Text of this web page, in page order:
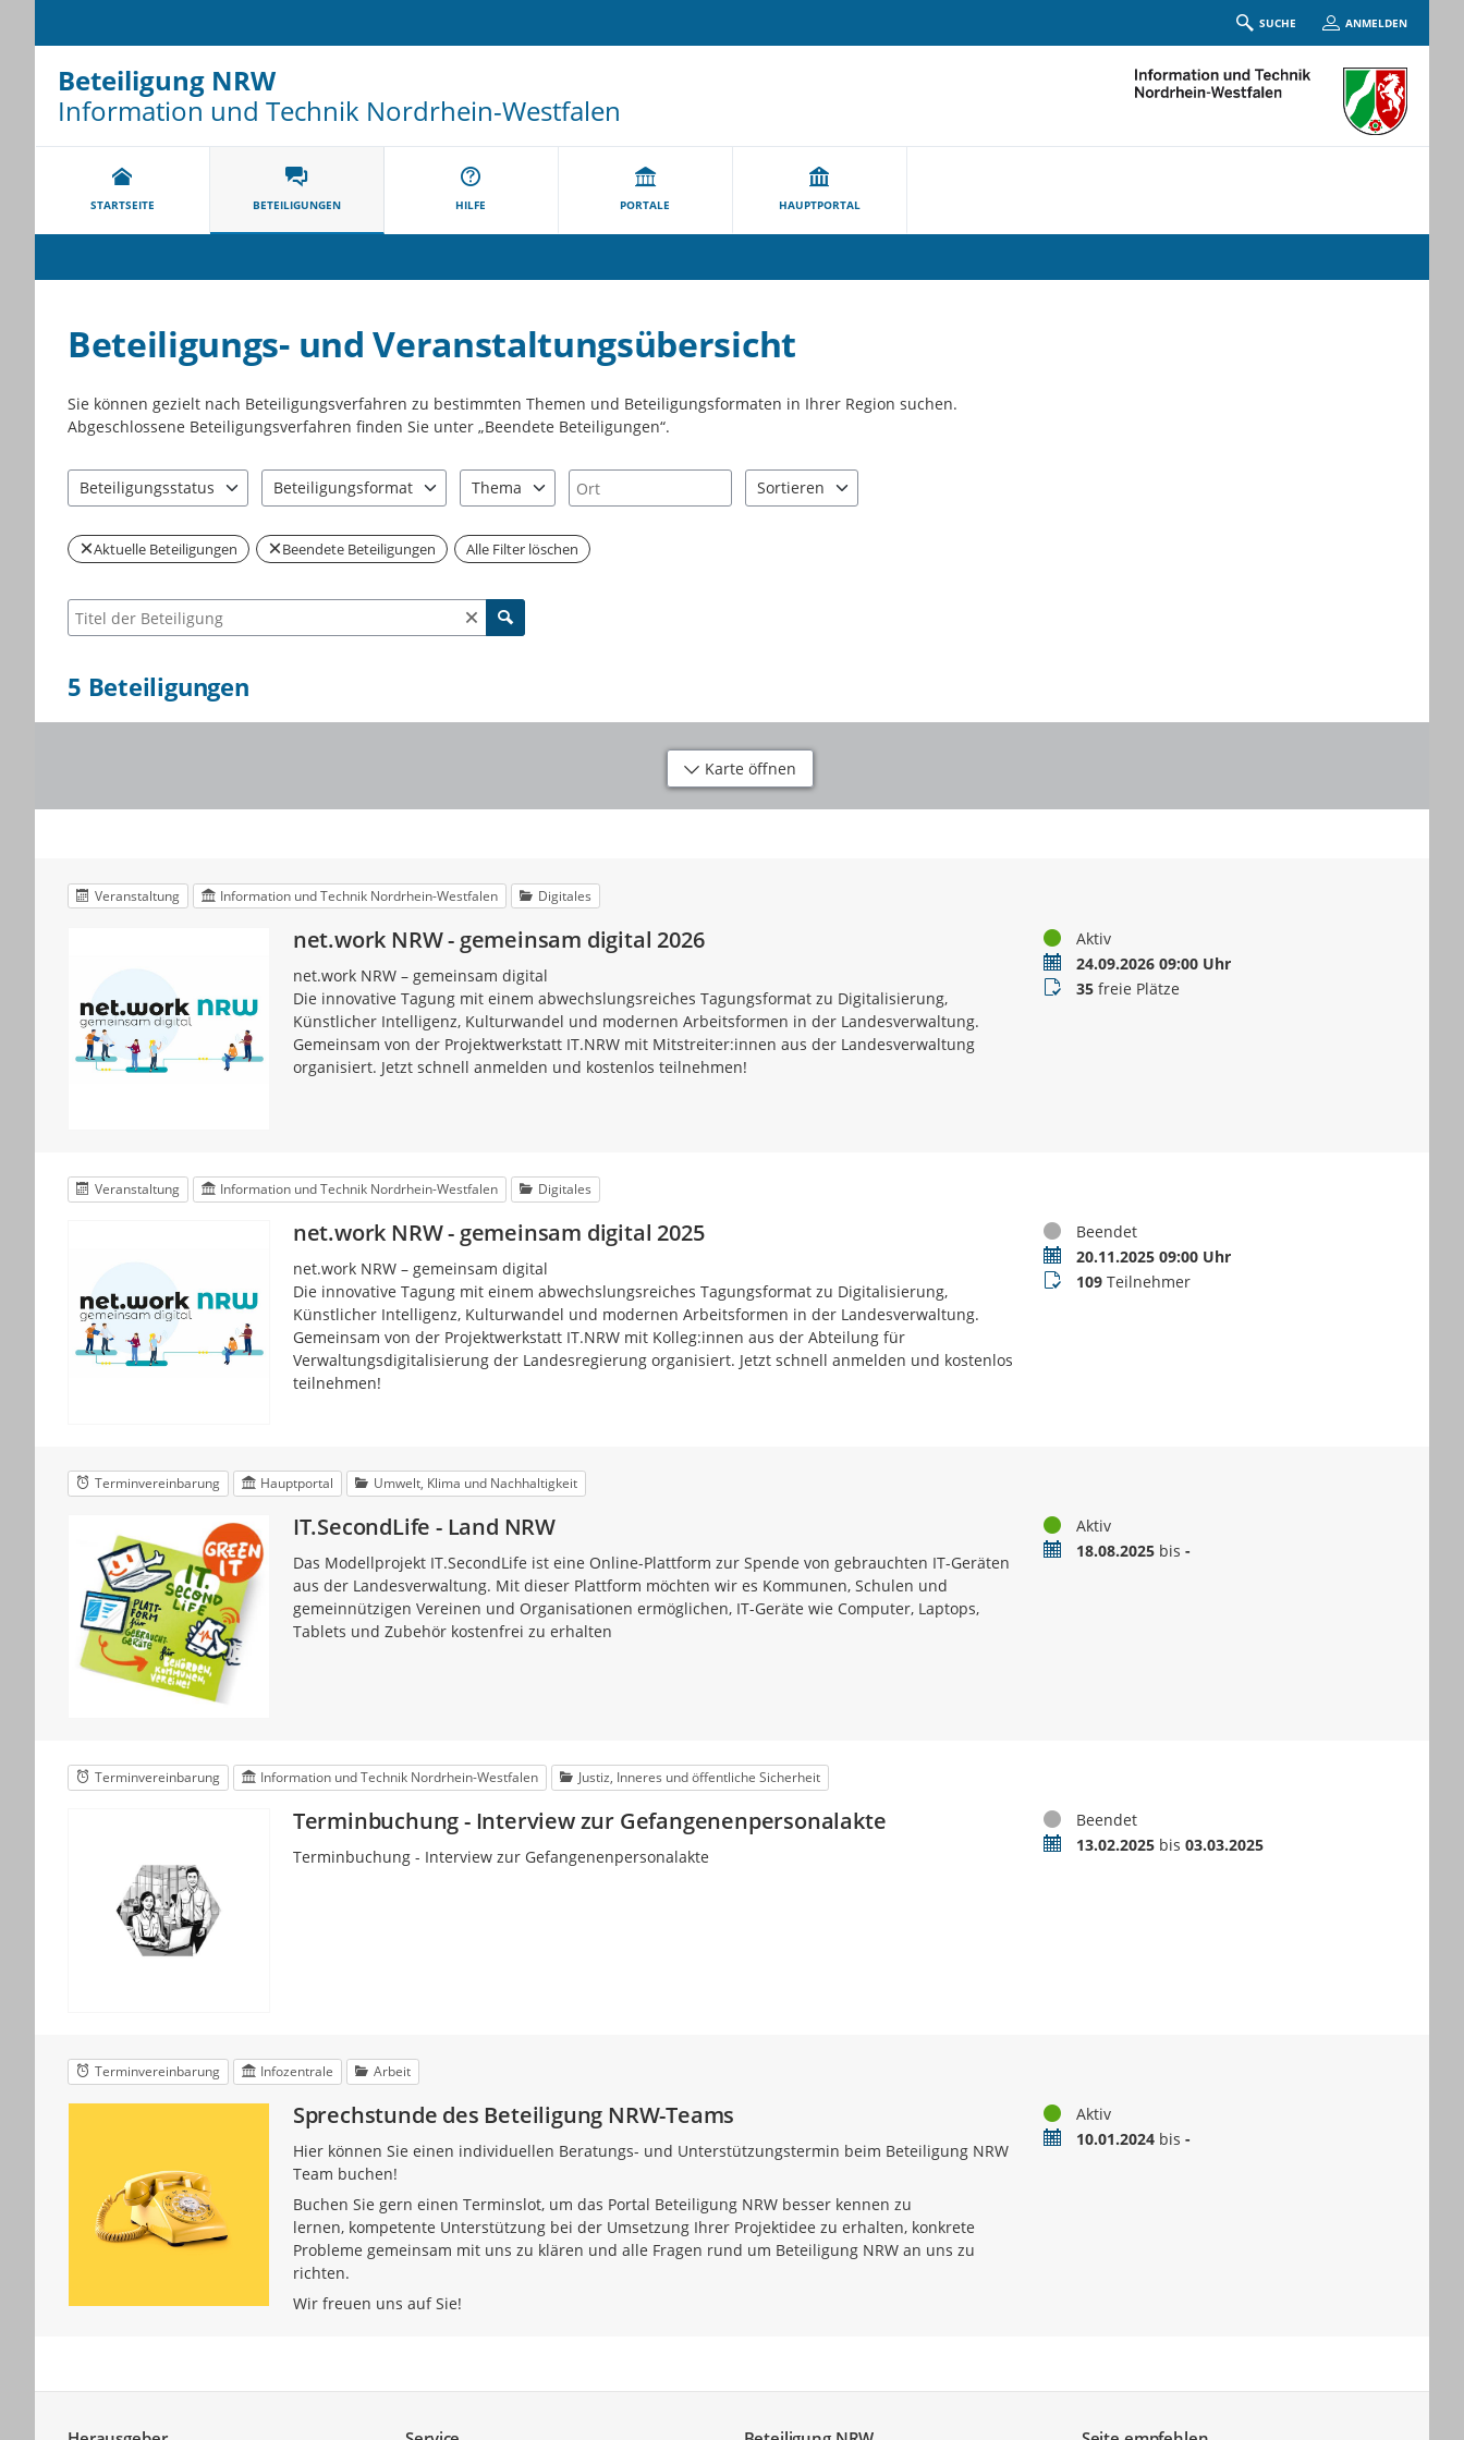
SUCHE ANMELDEN
Beteiligung NRW
Information und Technik Nordrhein-Westfalen
STARTSEITE BETEILIGUNGEN HILFE PORTALE HAUPTPORTAL
Beteiligungs- und Veranstaltungsübersicht
Sie können gezielt nach Beteiligungsverfahren zu bestimmten Themen und Beteiligungsformaten in Ihrer Region suchen.
Abgeschlossene Beteiligungsverfahren finden Sie unter „Beendete Beteiligungen“.
Beteiligungsstatus
Beteiligungsformat
Thema
Ort
Sortieren
Aktuelle Beteiligungen Beendete Beteiligungen Alle Filter löschen
Suche nach Beteiligung
5 Beteiligungen
Karte öffnen
Veranstaltung Information und Technik Nordrhein-Westfalen Digitales
net.work NRW - gemeinsam digital 2026
net.work NRW – gemeinsam digital
Die innovative Tagung mit einem abwechslungsreiches Tagungsformat zu Digitalisierung,
Künstlicher Intelligenz, Kulturwandel und modernen Arbeitsformen in der Landesverwaltung.
Gemeinsam von der Projektwerkstatt IT.NRW mit Mitstreiter:innen aus der Landesverwaltung
organisiert. Jetzt schnell anmelden und kostenlos teilnehmen!
StatusAktiv
Termin24.09.2026 09:00 Uhr
Buchungsstatus
35 freie Plätze
Veranstaltung Information und Technik Nordrhein-Westfalen Digitales
net.work NRW - gemeinsam digital 2025
net.work NRW – gemeinsam digital
Die innovative Tagung mit einem abwechslungsreiches Tagungsformat zu Digitalisierung,
Künstlicher Intelligenz, Kulturwandel und modernen Arbeitsformen in der Landesverwaltung.
Gemeinsam von der Projektwerkstatt IT.NRW mit Kolleg:innen aus der Abteilung für
Verwaltungsdigitalisierung der Landesregierung organisiert. Jetzt schnell anmelden und kostenlos
teilnehmen!
StatusBeendet
Termin20.11.2025 09:00 Uhr
Teilnehmer
109 Teilnehmer
Terminvereinbarung Hauptportal Umwelt, Klima und Nachhaltigkeit
IT.SecondLife - Land NRW
Das Modellprojekt IT.SecondLife ist eine Online-Plattform zur Spende von gebrauchten IT-Geräten
aus der Landesverwaltung. Mit dieser Plattform möchten wir es Kommunen, Schulen und
gemeinnützigen Vereinen und Organisationen ermöglichen, IT-Geräte wie Computer, Laptops,
Tablets und Zubehör kostenfrei zu erhalten
StatusAktiv
Zeitraum18.08.2025 bis-
Terminvereinbarung Information und Technik Nordrhein-Westfalen Justiz, Inneres und öffentliche Sicherheit
Terminbuchung - Interview zur Gefangenenpersonalakte
Terminbuchung - Interview zur Gefangenenpersonalakte
StatusBeendet
Zeitraum13.02.2025 bis03.03.2025
Terminvereinbarung Infozentrale Arbeit
Sprechstunde des Beteiligung NRW-Teams
Hier können Sie einen individuellen Beratungs- und Unterstützungstermin beim Beteiligung NRW
Team buchen!
Buchen Sie gern einen Terminslot, um das Portal Beteiligung NRW besser kennen zu
lernen, kompetente Unterstützung bei der Umsetzung Ihrer Projektidee zu erhalten, konkrete
Probleme gemeinsam mit uns zu klären und alle Fragen rund um Beteiligung NRW an uns zu
richten.
Wir freuen uns auf Sie!
StatusAktiv
Zeitraum10.01.2024 bis-